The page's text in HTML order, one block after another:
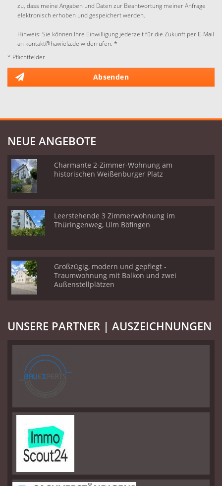
zu, dass meine Angaben und Daten zur Beantwortung meiner Anfrage
elektronisch erhoben und gespeichert werden.
Hinweis: Sie können Ihre Einwilligung jederzeit für die Zukunft per E-Mail
an kontakt@hawiela.de widerrufen. *
* Pflichtfelder
Absenden
NEUE ANGEBOTE
Charmante 2-Zimmer-Wohnung am
historischen Weißenburger Platz
Leerstehende 3 Zimmerwohnung im
Thüringenweg, Ulm Böfingen
Großzügig, modern und gepflegt -
Traumwohnung mit Balkon und zwei
Außenstellplätzen
UNSERE PARTNER | AUSZEICHNUNGEN